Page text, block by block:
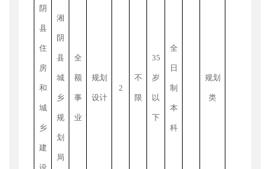
阴
县
住
房
和
城
乡
建
湘
阴
县
城
乡
规
划
局
全
额
事
业
规划
设计
2
不
限
35
岁
以
下
全
日
制
本
科
规划
类